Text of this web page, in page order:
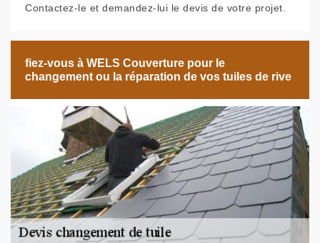
Contactez-le et demandez-lui le devis de votre projet.
fiez-vous à WELS Couverture pour le
changement ou la réparation de vos tuiles de rive